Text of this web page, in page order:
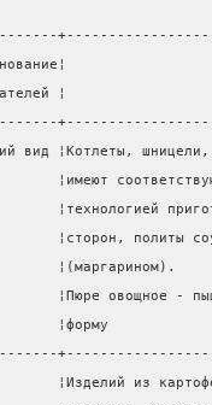
¦
вид ¦Котлеты,
¦имеют
¦технологией
¦сторон, политы
¦Пюре овощное -
¦форму
¦Изделий из